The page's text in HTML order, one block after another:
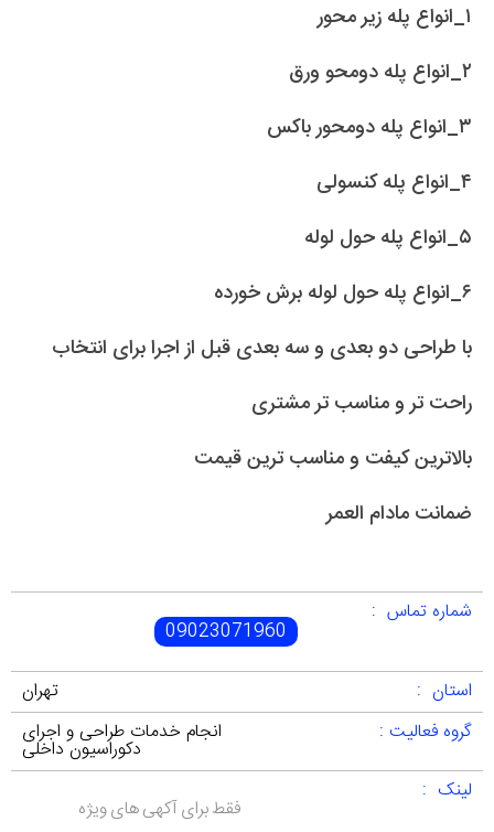
۱_انواع پله زیر محور
۲_انواع پله دومحو ورق
۳_انواع پله دومحور باکس
۴_انواع پله کنسولی
۵_انواع پله حول لوله
۶_انواع پله حول لوله برش خورده
با طراحی دو بعدی و سه بعدی قبل از اجرا برای انتخاب
راحت تر و مناسب تر مشتری
بالاترین کیفت و مناسب ترین قیمت
ضمانت مادام العمر
شماره تماس :
09023071960
استان :
تهران
گروه فعالیت :
انجام خدمات طراحی و اجرای
دکوراسیون داخلی
لینک :
فقط برای آکهی های ویژه